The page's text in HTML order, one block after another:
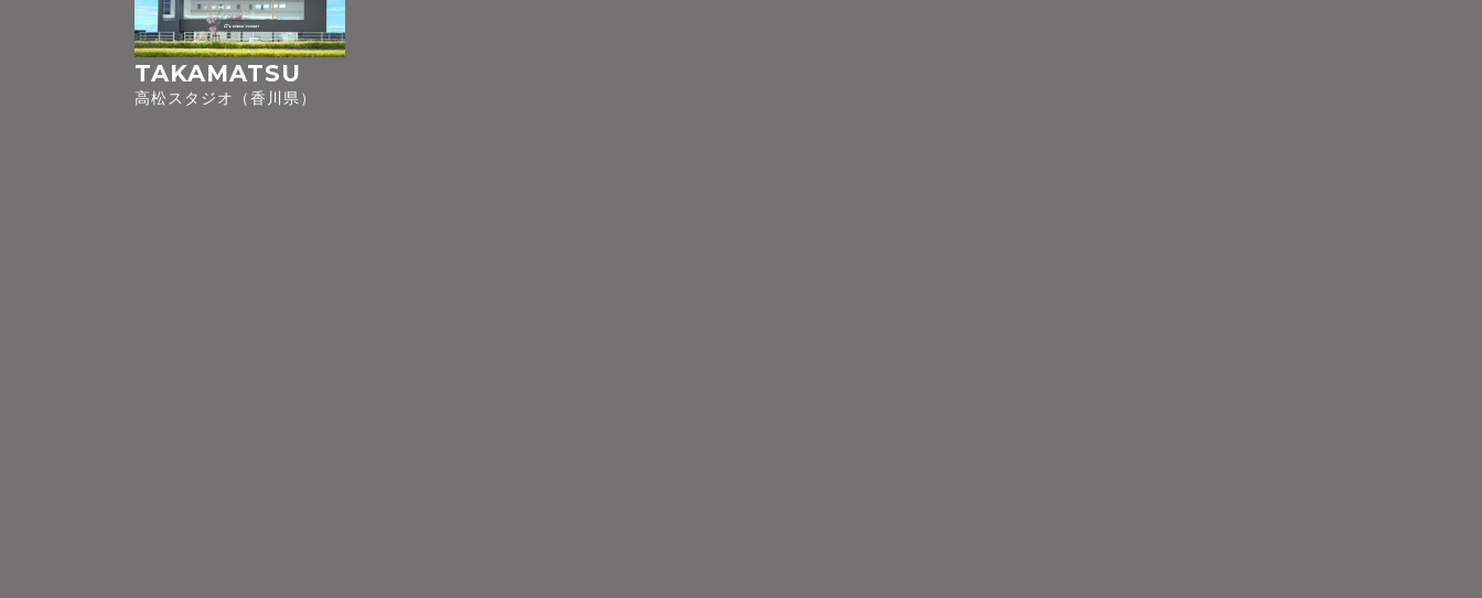
TAKAMATSU
高松スタジオ（香川県）